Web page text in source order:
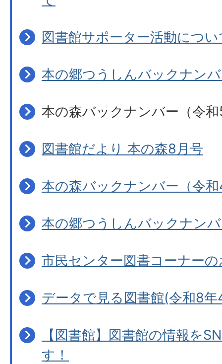
図書館サポーター活動につい
本の郷つうしんバックナン
本の森バックナンバー（令
図書館だより 本の森8月号
本の森バックナンバー（令
本の郷つうしんバックナン
市民センター図書コーナー
データで見る図書館(令和8
【図書館】図書館の情報を
す！